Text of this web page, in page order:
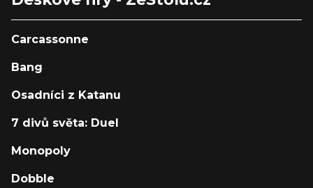
Carcassonne
Bang
Osadníci z Katanu
7 divů světa: Duel
Monopoly
Dobble